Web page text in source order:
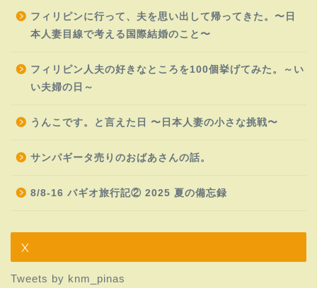
フィリピンに行って、夫を思い出して帰ってきた。〜日
本人妻目線で考える国際結婚のこと〜
フィリピン人夫の好きなところを100個挙げてみた。～い
い夫婦の日～
うんこです。と言えた日 〜日本人妻の小さな挑戦〜
サンパギータ売りのおばあさんの話。
8/8-16 バギオ旅行記② 2025 夏の備忘録
X
Tweets by knm_pinas